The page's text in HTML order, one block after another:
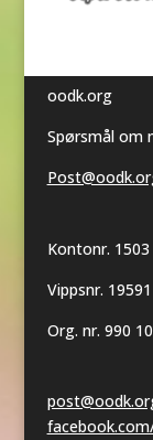
oodk.org
Spørsmål om
Kontonr.
Vippsnr. 19591
Org. nr. 990